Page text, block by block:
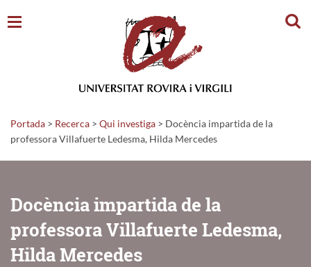
Portada > Recerca > Qui investiga > Docència impartida de la
professora Villafuerte Ledesma, Hilda Mercedes
Docència impartida de la
professora Villafuerte Ledesma,
Hilda Mercedes